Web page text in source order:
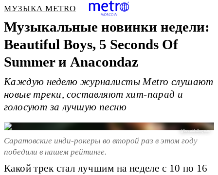
МУЗЫКА METRO
Музыкальные новинки недели:
Beautiful Boys, 5 Seconds Of
Summer и Anacondaz
Каждую неделю журналисты Metro слушают
новые треки, составляют хит-парад и
голосуют за лучшую песню
@beautifulboyssss
Саратовские инди-рокеры во второй раз в этом году
победили в нашем рейтинге.
Какой трек стал лучшим на неделе с 10 по 16